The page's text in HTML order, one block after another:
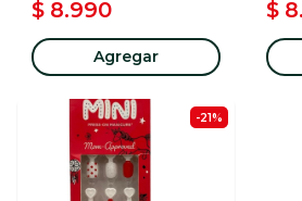
$ 8.990
Agregar
$
-21%